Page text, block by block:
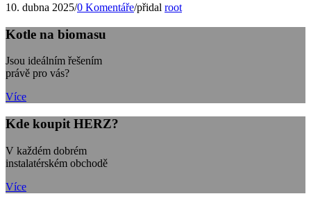
10. dubna 2025/0 Komentáře/přidal root
Kotle na biomasu
Jsou ideálním řešením
právě pro vás?
Více
Kde koupit HERZ?
V každém dobrém
instalatérském obchodě
Více